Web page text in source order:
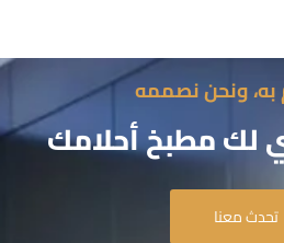
به، ونحن نصممه
لك مطبخ أحلامك
تحدث معنا